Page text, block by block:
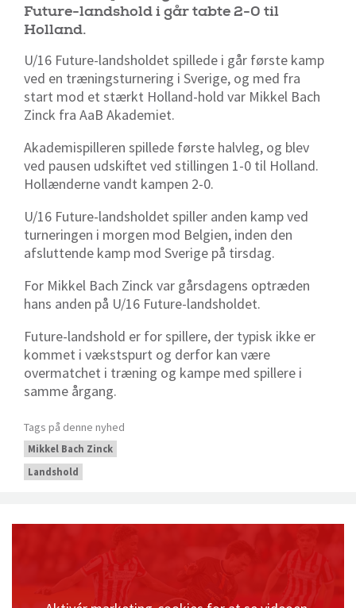
Future-landshold i går tabte 2-0 til
Holland.
U/16 Future-landsholdet spillede i går første kamp
ved en træningsturnering i Sverige, og med fra
start mod et stærkt Holland-hold var Mikkel Bach
Zinck fra AaB Akademiet.
Akademispilleren spillede første halvleg, og blev
ved pausen udskiftet ved stillingen 1-0 til Holland.
Hollænderne vandt kampen 2-0.
U/16 Future-landsholdet spiller anden kamp ved
turneringen i morgen mod Belgien, inden den
afsluttende kamp mod Sverige på tirsdag.
For Mikkel Bach Zinck var gårsdagens optræden
hans anden på U/16 Future-landsholdet.
Future-landshold er for spillere, der typisk ikke er
kommet i vækstspurt og derfor kan være
overmatchet i træning og kampe med spillere i
samme årgang.
Tags på denne nyhed
Mikkel Bach Zinck
Landshold